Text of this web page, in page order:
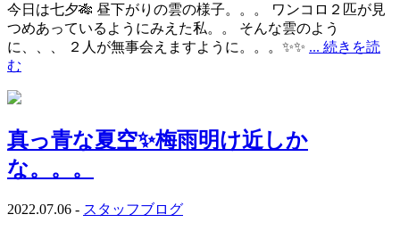
今日は七夕🎋 昼下がりの雲の様子。。。 ワンコロ２匹が見
つめあっているようにみえた私。。 そんな雲のよう
に、、、 ２人が無事会えますように。。。✨✨ ... 続きを読
む
真っ青な夏空✨梅雨明け近しか
な。。。
2022.07.06 - スタッフブログ